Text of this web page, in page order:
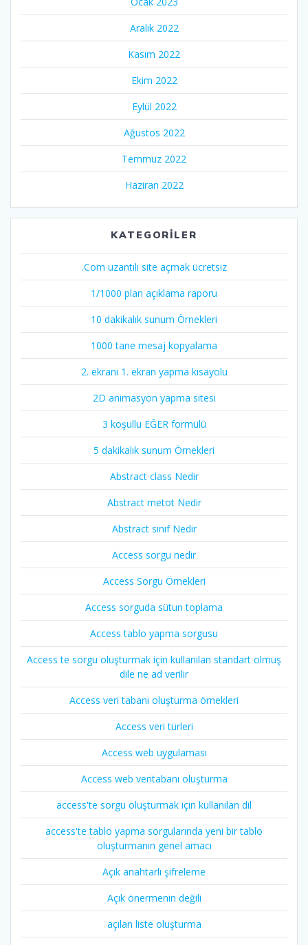
Aralık 2022
Kasım 2022
Ekim 2022
Eylül 2022
Ağustos 2022
Temmuz 2022
Haziran 2022
KATEGORILER
.Com uzantılı site açmak ücretsiz
1/1000 plan açıklama raporu
10 dakikalık sunum Örnekleri
1000 tane mesaj kopyalama
2. ekranı 1. ekran yapma kısayolu
2D animasyon yapma sitesi
3 koşullu EĞER formülü
5 dakikalık sunum Örnekleri
Abstract class Nedir
Abstract metot Nedir
Abstract sınıf Nedir
Access sorgu nedir
Access Sorgu Örnekleri
Access sorguda sütun toplama
Access tablo yapma sorgusu
Access te sorgu oluşturmak için kullanılan standart olmuş
dile ne ad verilir
Access veri tabanı oluşturma örnekleri
Access veri türleri
Access web uygulaması
Access web veritabanı oluşturma
access'te sorgu oluşturmak için kullanılan dil
access'te tablo yapma sorgularında yeni bir tablo
oluşturmanın genel amacı
Açık anahtarlı şifreleme
Açık önermenin değili
açılan liste oluşturma